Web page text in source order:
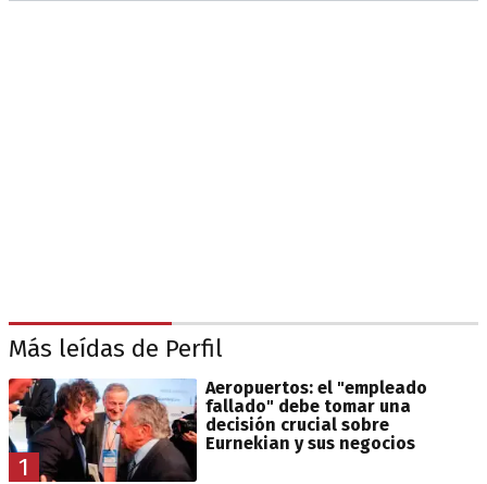
Más leídas de Perfil
1
Aeropuertos: el "empleado
fallado" debe tomar una
decisión crucial sobre
Eurnekian y sus negocios